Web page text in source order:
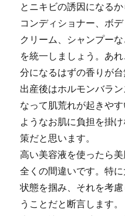
とニキビの誘因になるか
コンディショナー、ボ
クリーム、シャンプー
を統一しましょう。あ
分になるはずの香りが台
出産後はホルモンバラ
なって肌荒れが起きや
ようなお肌に負担を掛
策だと思います。
高い美容液を使ったら
全くの間違いです。特
状態を掴み、それを考
うことだと断言します。